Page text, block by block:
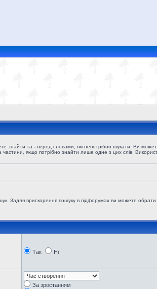
знайти та - перед словами, які непотрібно шукати. Ви
частини, якщо потрібно знайти лише одне з цих слів.
Задля прискорення пошуку в підфорумах ви можете обрати
Так Ні
За зростанням